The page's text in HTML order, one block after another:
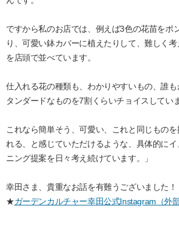
ですから私のお店では、例えば3色の花苗をポ
り、可愛い鉢カバーに植えたりして、難しく
を店頭で並べています。
仕入れる花の種類も、わかりやすいもの、誰
タンダードなものを7割くらいチョイスしてい
これなら簡単そう、可愛い、これと同じもの
れる、と感じていただけるような、具体的に
ニング提案を日々考え続けています。」
幸田さま、貴重なお話を有難うございました！
★ガーデンカルチャー幸田公式Instagram（外部